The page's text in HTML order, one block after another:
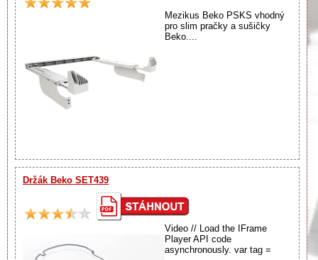
Mezikus Beko PSKS vhodný
pro slim pračky a sušičky
Beko....
Držák Beko SET439
Video // Load the IFrame
Player API code
asynchronously. var tag =